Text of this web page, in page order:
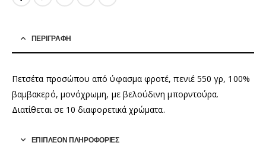
ΠΕΡΙΓΡΑΦΉ
Πετσέτα προσώπου από ύφασμα φροτέ, πενιέ 550 γρ, 100%
βαμβακερό, μονόχρωμη, με βελούδινη μπορντούρα.
Διατίθεται σε 10 διαφορετικά χρώματα.
ΕΠΙΠΛΈΟΝ ΠΛΗΡΟΦΟΡΊΕΣ